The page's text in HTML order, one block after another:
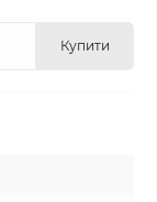
Купити